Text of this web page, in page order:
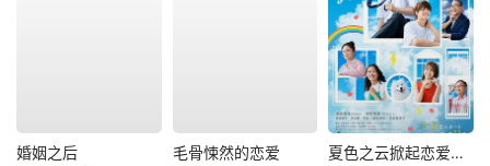
婚姻之后 毛骨悚然的恋爱 夏色之云掀起恋爱与风暴